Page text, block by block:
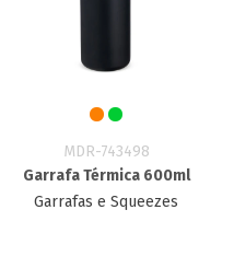
MDR-743498
Garrafa Térmica 600ml
Garrafas e Squeezes